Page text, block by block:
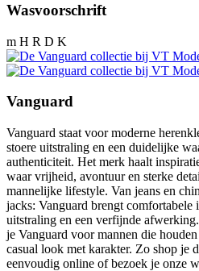
Wasvoorschrift
m H R D K
Vanguard
Vanguard staat voor moderne
stoere uitstraling en een duidelijke
authenticiteit. Het merk haalt
waar vrijheid, avontuur en sterke
mannelijke lifestyle. Van jeans en
jacks: Vanguard brengt comfortabele
uitstraling en een verfijnde
je Vanguard voor mannen die
casual look met karakter. Zo shop je
eenvoudig online of bezoek je onze